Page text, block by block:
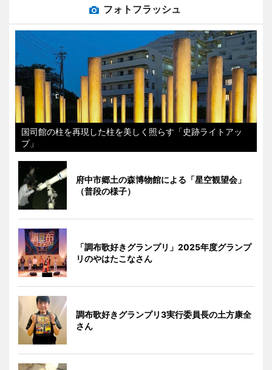
フォトフラッシュ
国司館の柱を再現した柱を美しく照らす「史跡ライトアッ
プ」
府中市郷土の森博物館による「星空観望会」
（普段の様子）
「調布歌好きグランプリ」2025年度グランプ
リのやはたこなさん
調布歌好きグランプリ3実行委員長の土方康全
さん